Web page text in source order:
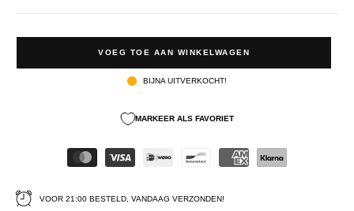
VOEG TOE AAN WINKELWAGEN
BIJNA UITVERKOCHT!
MARKEER ALS FAVORIET
VOOR 21:00 BESTELD, VANDAAG VERZONDEN!